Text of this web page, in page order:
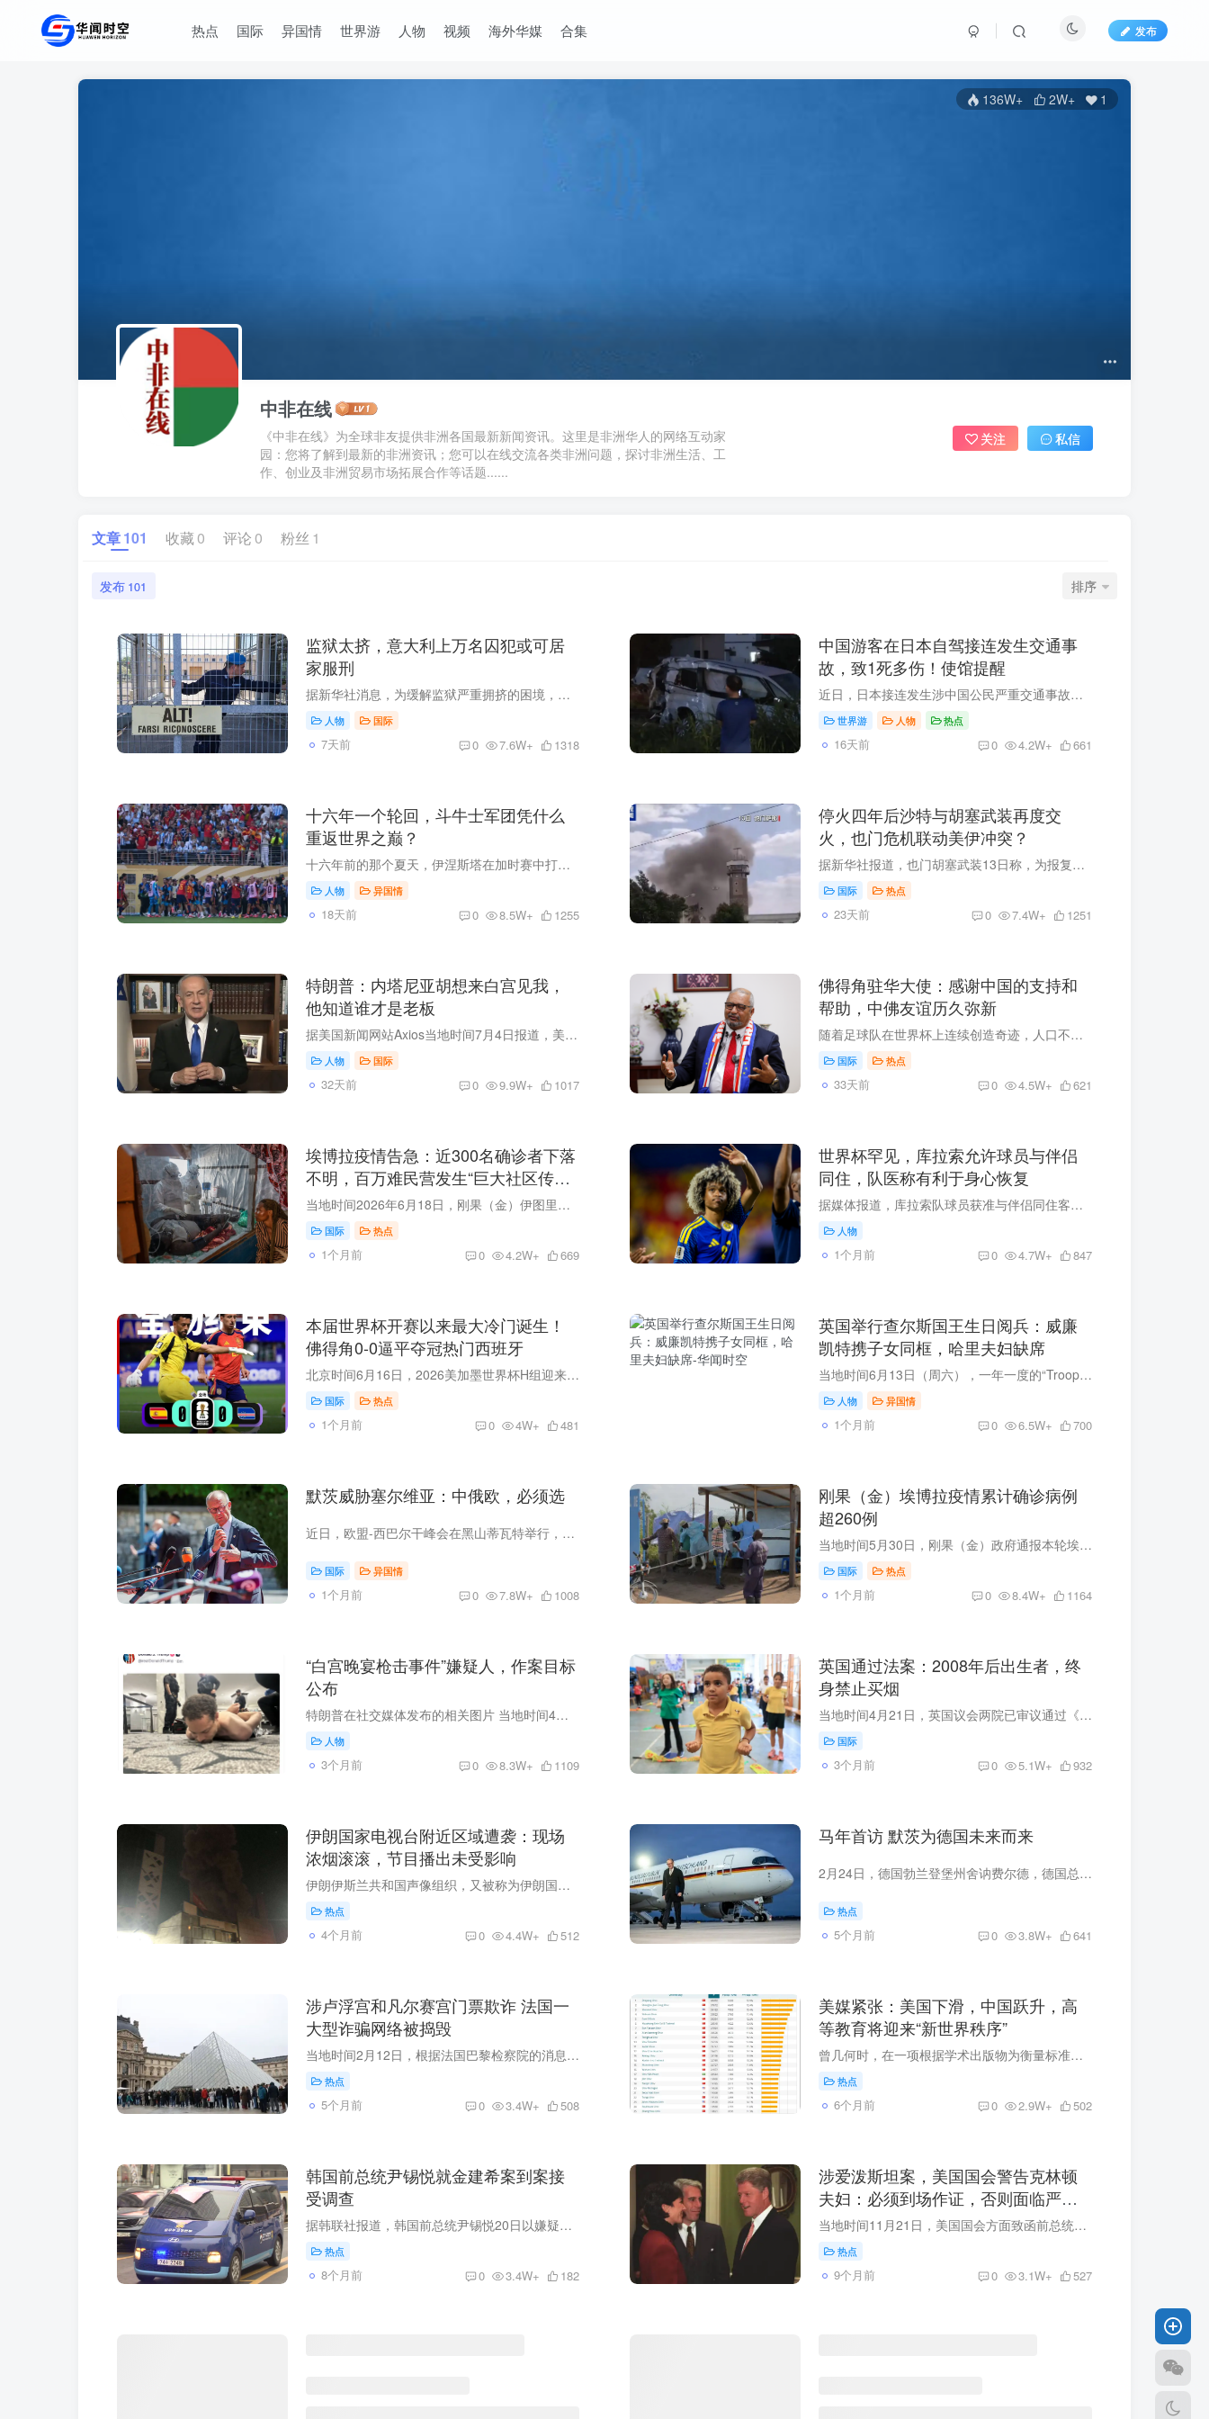
热点 国际 异国情 世界游 人物 视频 海外华媒 合集 发布
136W+ 2W+ 1
中非在线
《中非在线》为全球非友提供非洲各国最新新闻资讯。这里是非洲华人的网络互动家
园：您将了解到最新的非洲资讯；您可以在线交流各类非洲问题，探讨非洲生活、工
作、创业及非洲贸易市场拓展合作等话题......
关注 私信
文章101 收藏 0 评论 0 粉丝 1
发布 101 排序
监狱太挤，意大利上万名囚犯或可居
家服刑
据新华社消息，为缓解监狱严重拥挤的困境，意大利议会众议院29日通过一项法案，将允许符合特定条件的药物成瘾或酒精成瘾囚犯改为居家服刑。根据法案，这些囚犯必须同时进行康复治疗。 据囚犯权...
人物 国际
7天前 0 7.6W+ 1318
中国游客在日本自驾接连发生交通事
故，致1死多伤！使馆提醒
近日，日本接连发生涉中国公民严重交通事故。7月21日，南都N视频记者从中国驻日本大使馆获悉，本月16日，北海道富良野市某铁路道口发生一起中国游客自驾轿车同列车相撞事故，5名游客受伤。20日...
世界游 人物 热点
16天前 0 4.2W+ 661
十六年一个轮回，斗牛士军团凭什么
重返世界之巅？
十六年前的那个夏天，伊涅斯塔在加时赛中打入制胜球，帮助西班牙队史首次捧起大力神杯。那一年，他们在小组赛首战中爆冷不敌瑞士队，成为世界杯历史上首支输掉首场比赛却最终夺冠的球队。 十六...
人物 异国情
18天前 0 8.5W+ 1255
停火四年后沙特与胡塞武装再度交
火，也门危机联动美伊冲突？
据新华社报道，也门胡塞武装13日称，为报复沙特阿拉伯当天对也门首都萨那国际机场的空袭，该武装向沙特西南部的艾卜哈国际机场发射了导弹和无人机。另据沙特主导的多国联军消息，其防空部队拦截...
国际 热点
23天前 0 7.4W+ 1251
特朗普：内塔尼亚胡想来白宫见我，
他知道谁才是老板
据美国新闻网站Axios当地时间7月4日报道，美国总统特朗普当天接受采访时表示，以色列总理内塔尼亚胡已请求前往白宫与他会晤，双方最快可能在特朗普结束赴土耳其出席北约峰会行程后，于下周举行...
人物 国际
32天前 0 9.9W+ 1017
佛得角驻华大使：感谢中国的支持和
帮助，中佛友谊历久弥新
随着足球队在世界杯上连续创造奇迹，人口不到60万、面积仅4000多平方公里的非洲岛国——佛得角火了。 “球队的惊艳表现，让所有佛得角人民都充满了喜悦与自豪！”身披国旗图案围巾的佛得角驻华...
国际 热点
33天前 0 4.5W+ 621
埃博拉疫情告急：近300名确诊者下落
不明，百万难民营发生“巨大社区传
播”
当地时间2026年6月18日，刚果（金）伊图里省，医护人员在卢旺帕拉治疗中心照料一名埃博拉患者。视觉中国 资料图 非洲公共卫生官员25日发出令人揪心的警告：在刚果（金）当前肆虐的埃博拉疫情中...
国际 热点
1个月前 0 4.2W+ 669
世界杯罕见，库拉索允许球员与伴侣
同住，队医称有利于身心恢复
据媒体报道，库拉索队球员获准与伴侣同住客房，球队队医建议球员赛前与家人亲近，以此获取情感支撑。 ▲厄瓜多尔队与库拉索队战平后，库拉索队球员向球迷挥手致意 图据IC photo 库拉索是本届世...
人物
1个月前 0 4.7W+ 847
本届世界杯开赛以来最大冷门诞生！
佛得角0-0逼平夺冠热门西班牙
北京时间6月16日，2026美加墨世界杯H组迎来震撼一战！夺冠大热门西班牙迎战非洲新军佛得角，尽管西班牙全场控球碾压、狂轰27脚射门，却始终无法攻破对手球门，最终0-0握手言和。 这场平局不仅是...
国际 热点
1个月前 0 4W+ 481
英国举行查尔斯国王生日阅兵：威廉
凯特携子女同框，哈里夫妇缺席
当地时间6月13日（周六），一年一度的“Trooping the Colour”（皇家军旗阅兵仪式）在白金汉宫与骑兵卫队阅兵场如期举行。 军旗阅兵仪式是英国最具代表性的年度王室盛典，它起源于18世纪的战场...
人物 异国情
1个月前 0 6.5W+ 700
默茨威胁塞尔维亚：中俄欧，必须选
近日，欧盟-西巴尔干峰会在黑山蒂瓦特举行，讨论欧盟扩大等问题。据塞尔维亚N1电视台6月5日报道，德国总理默茨在峰会期间表示，塞尔维亚“不能在俄罗斯、中国和欧洲之间摇摆不定”，必须明确决...
国际 异国情
1个月前 0 7.8W+ 1008
刚果（金）埃博拉疫情累计确诊病例
超260例
当地时间5月30日，刚果（金）政府通报本轮埃博拉疫情防控最新进展，目前该国累计确诊病例超260例，疫情波及伊图里省、北基伍省及南基伍省多地。 为提升防疫效率，当地已将埃博拉病毒检测出结果...
国际 热点
1个月前 0 8.4W+ 1164
“白宫晚宴枪击事件”嫌疑人，作案目标
公布
特朗普在社交媒体发布的相关图片 当地时间4月26日凌晨，美国哥伦比亚电视台援引两名消息人士的话报道称， 在25日晚发生的美国白宫记协晚宴安全事件中的涉案嫌疑人已向美执法当局供述，其作...
人物
3个月前 0 8.3W+ 1109
英国通过法案：2008年后出生者，终
身禁止买烟
当地时间4月21日，英国议会两院已审议通过《烟草与电子烟法案》，现年17岁及以下青少年被终身禁止购买香烟。 2023年10月2日，英国伦敦弗洛拉花园小学学生跟随来自中国的体育教师学习武术动作。...
国际
3个月前 0 5.1W+ 932
伊朗国家电视台附近区域遭袭：现场
浓烟滚滚，节目播出未受影响
伊朗伊斯兰共和国声像组织，又被称为伊朗国家电视台，其总部位于伊朗首都德黑兰市中心区域。当地时间3月3日凌晨，伊朗国家电视台附近区域传出爆炸声，现场浓烟滚滚。目前，该机构的节目播出未受...
热点
4个月前 0 4.4W+ 512
马年首访 默茨为德国未来而来
2月24日，德国勃兰登堡州舍讷费尔德，德国总理默茨启程访华前在柏林机场发表讲话。视觉中国供图 2月26日，北京，德国总理默茨参观故宫。视觉中国供图 2月25日至26日，马年春节年味未消，德国总...
热点
5个月前 0 3.8W+ 641
涉卢浮宫和凡尔赛宫门票欺诈 法国一
大型诈骗网络被捣毁
当地时间2月12日，根据法国巴黎检察院的消息，本周初，一个涉及卢浮宫和凡尔赛宫门票系统的大型诈骗网络被捣毁。共有9人被拘捕，包括2名博物馆工作人员、若干旅游导游，以及1名被怀疑为该网络组...
热点
5个月前 0 3.4W+ 508
美媒紧张：美国下滑，中国跃升，高
等教育将迎来“新世界秩序”
曾几何时，在一项根据学术出版物为衡量标准的全球排名中，哈佛大学一度是全球科研产出最为丰硕的研究型大学。然而，这一地位可能正在动摇，美媒如今担忧，这是美国学术界面临困境趋势的最新例证...
热点
6个月前 0 2.9W+ 502
韩国前总统尹锡悦就金建希案到案接
受调查
据韩联社报道，韩国前总统尹锡悦20日以嫌疑人身份到案，接受负责调查其妻子金建希案件的特检组讯问。这是“金建希特检组”今年7月启动调查以来，首次对尹锡悦进行当面调查。 据报道，“金建希特...
热点
8个月前 0 3.4W+ 182
涉爱泼斯坦案，美国国会警告克林顿
夫妇：必须到场作证，否则面临严厉
处罚
当地时间11月21日，美国国会方面致函前总统比尔·克林顿及前国务卿希拉里·克林顿，要求他们分别在12月17日和12月18日出席国会听证会，就提供证词。国会警告称，若克林顿夫妇拖延，将被视作“藐...
热点
9个月前 0 3.1W+ 527